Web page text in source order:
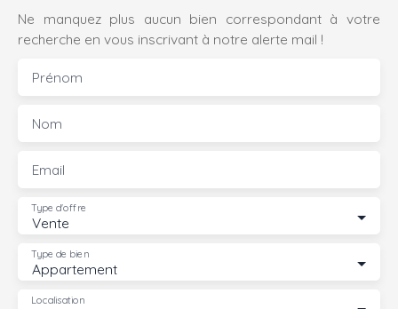
Ne manquez plus aucun bien correspondant à votre
recherche en vous inscrivant à notre alerte mail !
Prénom
Nom
Email
Vente
Type d'offre
Appartement
Type de bien
Localisation